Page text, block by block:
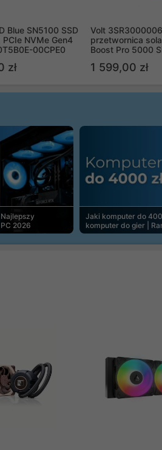
Blue SN5100 SSD
PCIe NVMe Gen4
00CPE0
zł
Volt 3SR3000006
przetwornica
Boost Pro 5000
1 599,00 zł
2026
Jaki komputer do
komputer do gier |